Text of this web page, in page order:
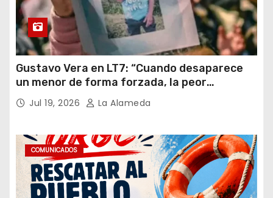
Gustavo Vera en LT7: “Cuando desaparece
un menor de forma forzada, la peor
hipótesis es trata, y así debe seguir
caratulado el caso Loan”
Jul 19, 2026 La Alameda
COMUNICADOS